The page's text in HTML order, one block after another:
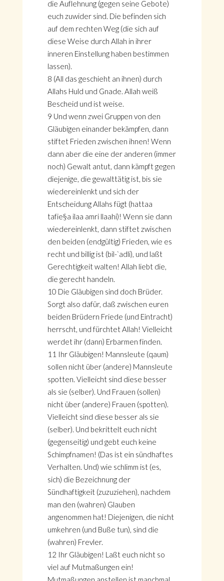
die Auflehnung (gegen seine Gebote)
euch zuwider sind. Die befinden sich
auf dem rechten Weg (die sich auf
diese Weise durch Allah in ihrer
inneren Einstellung haben bestimmen
lassen).
8 (All das geschieht an ihnen) durch
Allahs Huld und Gnade. Allah weiß
Bescheid und ist weise.
9 Und wenn zwei Gruppen von den
Gläubigen einander bekämpfen, dann
stiftet Frieden zwischen ihnen! Wenn
dann aber die eine der anderen (immer
noch) Gewalt antut, dann kämpft gegen
diejenige, die gewalttätig ist, bis sie
wiedereinlenkt und sich der
Entscheidung Allahs fügt (hattaa
tafie§a ilaa amri llaahi)! Wenn sie dann
wiedereinlenkt, dann stiftet zwischen
den beiden (endgültig) Frieden, wie es
recht und billig ist (bil-`adli), und laßt
Gerechtigkeit walten! Allah liebt die,
die gerecht handeln.
10 Die Gläubigen sind doch Brüder.
Sorgt also dafür, daß zwischen euren
beiden Brüdern Friede (und Eintracht)
herrscht, und fürchtet Allah! Vielleicht
werdet ihr (dann) Erbarmen finden.
11 Ihr Gläubigen! Mannsleute (qaum)
sollen nicht über (andere) Mannsleute
spotten. Vielleicht sind diese besser
als sie (selber). Und Frauen (sollen)
nicht über (andere) Frauen (spotten).
Vielleicht sind diese besser als sie
(selber). Und bekrittelt euch nicht
(gegenseitig) und gebt euch keine
Schimpfnamen! (Das ist ein sündhaftes
Verhalten. Und) wie schlimm ist (es,
sich) die Bezeichnung der
Sündhaftigkeit (zuzuziehen), nachdem
man den (wahren) Glauben
angenommen hat! Diejenigen, die nicht
umkehren (und Buße tun), sind die
(wahren) Frevler.
12 Ihr Gläubigen! Laßt euch nicht so
viel auf Mutmaßungen ein!